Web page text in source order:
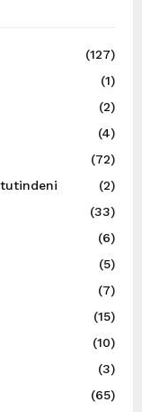
(127)
(1)
(2)
(4)
(72)
(2)
(33)
(6)
(5)
(7)
(15)
(10)
(3)
(65)